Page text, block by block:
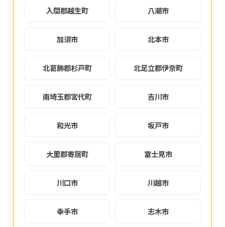
入間郡越生町 八潮市
加須市 北本市
北葛飾郡杉戸町 北足立郡伊奈町
南埼玉郡宮代町 吉川市
和光市 坂戸市
大里郡寄居町 富士見市
川口市 川越市
幸手市 志木市